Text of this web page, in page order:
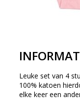
Leuke set van 4
100% katoen
elke keer een